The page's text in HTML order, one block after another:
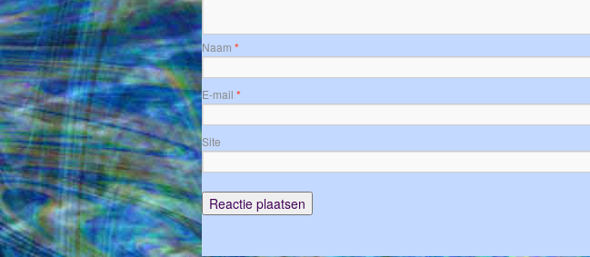
Naam *
E-mail *
Site